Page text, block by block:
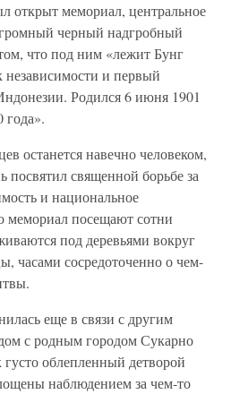
открыт мемориал, центральное
черный надгробный
что под ним «лежит Бунг
и первый
Родился 6 июня 1901
года».
останется навечно человеком,
священной борьбе за
и национальное
мемориал посещают сотни
под деревьями вокруг
часами сосредоточенно о чем-
еще в связи с другим
с родным городом Сукарно
облепленный детворой
наблюдением за чем-то